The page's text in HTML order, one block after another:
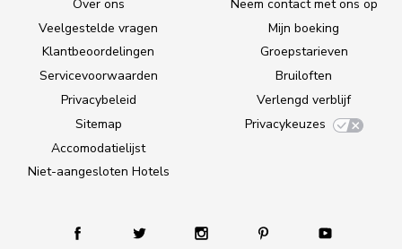
Over ons
Veelgestelde vragen
Klantbeoordelingen
Servicevoorwaarden
Privacybeleid
Sitemap
Accomodatielijst
Niet-aangesloten Hotels
Neem contact met ons op
Mijn boeking
Groepstarieven
Bruiloften
Verlengd verblijf
Privacykeuzes